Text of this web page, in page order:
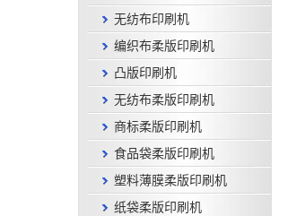
无纺布印刷机
编织布柔版印刷机
凸版印刷机
无纺布柔版印刷机
商标柔版印刷机
食品袋柔版印刷机
塑料薄膜柔版印刷机
纸袋柔版印刷机